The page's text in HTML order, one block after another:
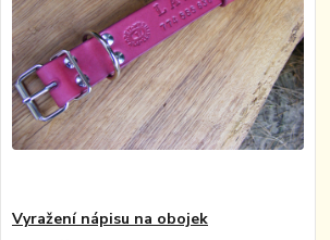
Vyražení nápisu na obojek